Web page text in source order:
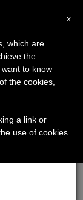
×
la pausa
de verano
el
x
which are
the
to know
the cookies,
a link or
use of cookies.